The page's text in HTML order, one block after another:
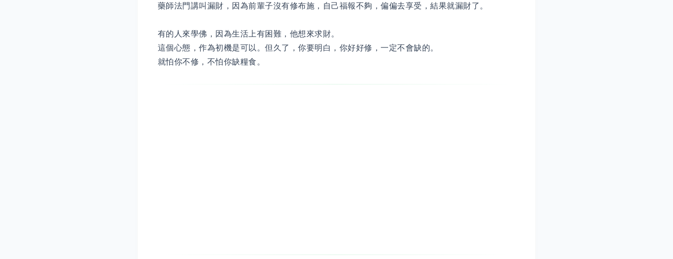
藥師法門講叫漏財，因為前輩子沒有修布施，自己福報不夠，偏偏去享受，結果就漏財了。
有的人來學佛，因為生活上有困難，他想來求財。
這個心態，作為初機是可以。但久了，你要明白，你好好修，一定不會缺的。
就怕你不修，不怕你缺糧食。